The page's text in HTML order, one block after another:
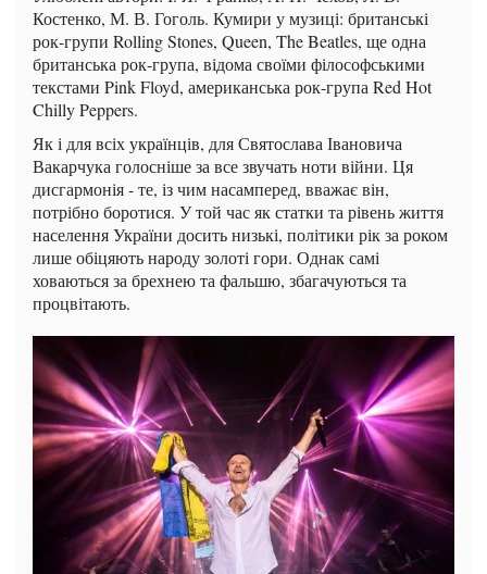
Костенко, М. В. Гоголь. Кумири у музиці: британські
рок-групи Rolling Stones, Queen, The Beatles, ще одна
британська рок-група, відома своїми філософськими
текстами Pink Floyd, американська рок-група Red Hot
Chilly Peppers.
Як і для всіх українців, для Святослава Івановича
Вакарчука голосніше за все звучать ноти війни. Ця
дисгармонія - те, із чим насамперед, вважає він,
потрібно боротися. У той час як статки та рівень життя
населення України досить низькі, політики рік за роком
лише обіцяють народу золоті гори. Однак самі
ховаються за брехнею та фальшю, збагачуються та
процвітають.